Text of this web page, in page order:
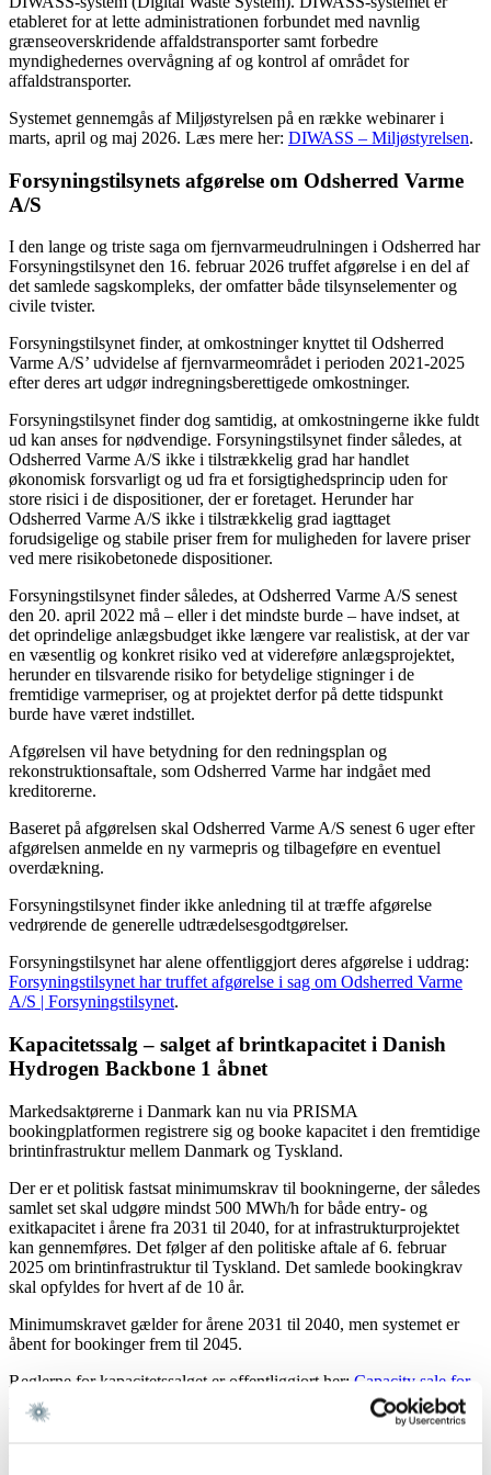
etableret for at lette administrationen forbundet med navnlig
grænseoverskridende affaldstransporter samt forbedre
myndighedernes overvågning af og kontrol af området for
affaldstransporter.
Systemet gennemgås af Miljøstyrelsen på en række webinarer i
marts, april og maj 2026. Læs mere her: DIWASS – Miljøstyrelsen.
Forsyningstilsynets afgørelse om Odsherred Varme
A/S
I den lange og triste saga om fjernvarmeudrulningen i Odsherred har
Forsyningstilsynet den 16. februar 2026 truffet afgørelse i en del af
det samlede sagskompleks, der omfatter både tilsynselementer og
civile tvister.
Forsyningstilsynet finder, at omkostninger knyttet til Odsherred
Varme A/S’ udvidelse af fjernvarmeområdet i perioden 2021-2025
efter deres art udgør indregningsberettigede omkostninger.
Forsyningstilsynet finder dog samtidig, at omkostningerne ikke fuldt
ud kan anses for nødvendige. Forsyningstilsynet finder således, at
Odsherred Varme A/S ikke i tilstrækkelig grad har handlet
økonomisk forsvarligt og ud fra et forsigtighedsprincip uden for
store risici i de dispositioner, der er foretaget. Herunder har
Odsherred Varme A/S ikke i tilstrækkelig grad iagttaget
forudsigelige og stabile priser frem for muligheden for lavere priser
ved mere risikobetonede dispositioner.
Forsyningstilsynet finder således, at Odsherred Varme A/S senest
den 20. april 2022 må – eller i det mindste burde – have indset, at
det oprindelige anlægsbudget ikke længere var realistisk, at der var
en væsentlig og konkret risiko ved at videreføre anlægsprojektet,
herunder en tilsvarende risiko for betydelige stigninger i de
fremtidige varmepriser, og at projektet derfor på dette tidspunkt
burde have været indstillet.
Afgørelsen vil have betydning for den redningsplan og
rekonstruktionsaftale, som Odsherred Varme har indgået med
kreditorerne.
Baseret på afgørelsen skal Odsherred Varme A/S senest 6 uger efter
afgørelsen anmelde en ny varmepris og tilbageføre en eventuel
overdækning.
Forsyningstilsynet finder ikke anledning til at træffe afgørelse
vedrørende de generelle udtrædelsesgodtgørelser.
Forsyningstilsynet har alene offentliggjort deres afgørelse i uddrag:
Forsyningstilsynet har truffet afgørelse i sag om Odsherred Varme
A/S | Forsyningstilsynet.
Kapacitetssalg – salget af brintkapacitet i Danish
Hydrogen Backbone 1 åbnet
Markedsaktørerne i Danmark kan nu via PRISMA
bookingplatformen registrere sig og booke kapacitet i den fremtidige
brintinfrastruktur mellem Danmark og Tyskland.
Der er et politisk fastsat minimumskrav til bookningerne, der således
samlet set skal udgøre mindst 500 MWh/h for både entry- og
exitkapacitet i årene fra 2031 til 2040, for at infrastrukturprojektet
kan gennemføres. Det følger af den politiske aftale af 6. februar
2025 om brintinfrastruktur til Tyskland. Det samlede bookingkrav
skal opfyldes for hvert af de 10 år.
Minimumskravet gælder for årene 2031 til 2040, men systemet er
åbent for bookinger frem til 2045.
Reglerne for kapacitetssalget er offentliggjort her: Capacity sale for
the Danish Hydrogen Backbone 1 2026